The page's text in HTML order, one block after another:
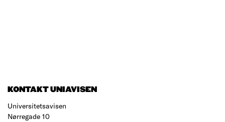
KONTAKT UNIAVISEN
Universitetsavisen
Nørregade 10